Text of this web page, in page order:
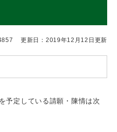
更新日：2019年12月12日更新
予定している請願・陳情は次